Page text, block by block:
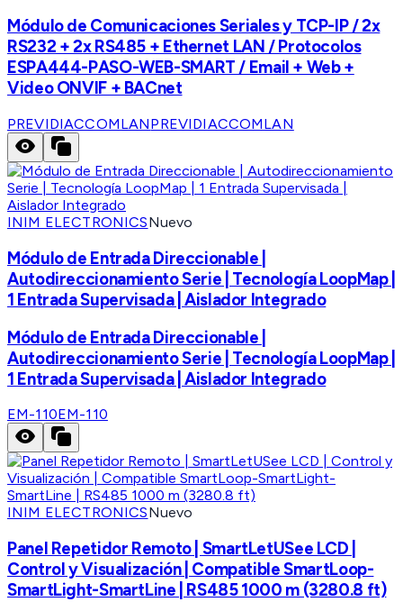
Módulo de Comunicaciones Seriales y TCP-IP / 2x
RS232 + 2x RS485 + Ethernet LAN / Protocolos
ESPA444-PASO-WEB-SMART / Email + Web +
Video ONVIF + BACnet
PREVIDIACCOMLANPREVIDIACCOMLAN
INIM ELECTRONICSNuevo
Módulo de Entrada Direccionable |
Autodireccionamiento Serie | Tecnología LoopMap |
1 Entrada Supervisada | Aislador Integrado
Módulo de Entrada Direccionable |
Autodireccionamiento Serie | Tecnología LoopMap |
1 Entrada Supervisada | Aislador Integrado
EM-110EM-110
INIM ELECTRONICSNuevo
Panel Repetidor Remoto | SmartLetUSee LCD |
Control y Visualización | Compatible SmartLoop-
SmartLight-SmartLine | RS485 1000 m (3280.8 ft)